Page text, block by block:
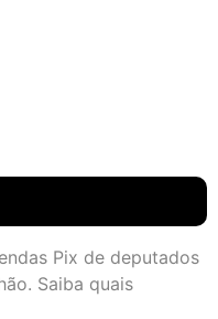
Pix de deputados
Saiba quais